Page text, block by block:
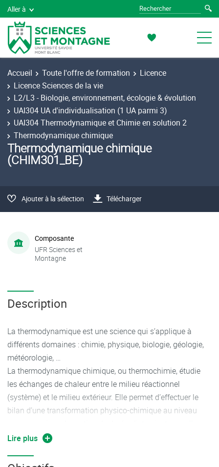
Aller à
Accueil Toute l'offre de formation
Licence
Licence Sciences de la vie
L2/L3 - Biologie, environnement, écologie & évolution
UAI304 UA d'individualisation (1 UA parmi 3)
UAI304 Thermodynamique et Chimie en solution 2
Thermodynamique chimique
Thermodynamique chimique
(CHIM301_BE)
Ajouter à la sélection Télécharger
Composante
UFR Sciences et
Montagne
Description
La thermodynamique est une science qui s’applique à
différents domaines : chimie, physique, biologie, géologie,
météorologie, …
La thermodynamique chimique, ou thermochimie, étudie
les échanges de chaleur entre le milieu réactionnel
(système) et le milieu extérieur. Elle permet d’effectuer le
bilan d’une transformation physico-chimique au niveau
se réfère qu’à l’état initial et l’état final.
Lire plus